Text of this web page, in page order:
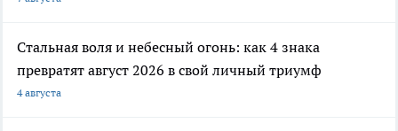
Стальная воля и небесный огонь: как 4 знака
превратят август 2026 в свой личный триумф
4 августа